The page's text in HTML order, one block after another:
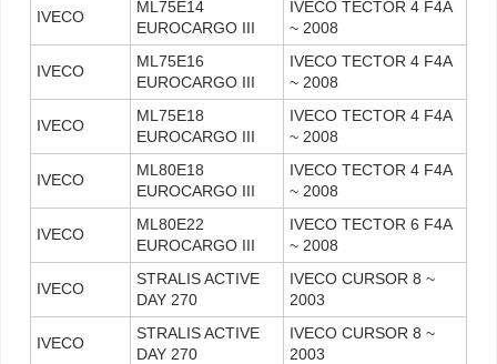
IVECO
ML75E14
EUROCARGO III
IVECO TECTOR 4 F4A
~ 2008
IVECO
ML75E16
EUROCARGO III
IVECO TECTOR 4 F4A
~ 2008
IVECO
ML75E18
EUROCARGO III
IVECO TECTOR 4 F4A
~ 2008
IVECO
ML80E18
EUROCARGO III
IVECO TECTOR 4 F4A
~ 2008
IVECO
ML80E22
EUROCARGO III
IVECO TECTOR 6 F4A
~ 2008
IVECO
STRALIS ACTIVE
DAY 270
IVECO CURSOR 8 ~
2003
IVECO
STRALIS ACTIVE
DAY 270
IVECO CURSOR 8 ~
2003